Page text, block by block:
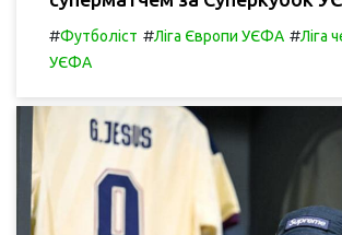
#Футболіст #Ліга Європи УЄФА #Ліга
УЄФА